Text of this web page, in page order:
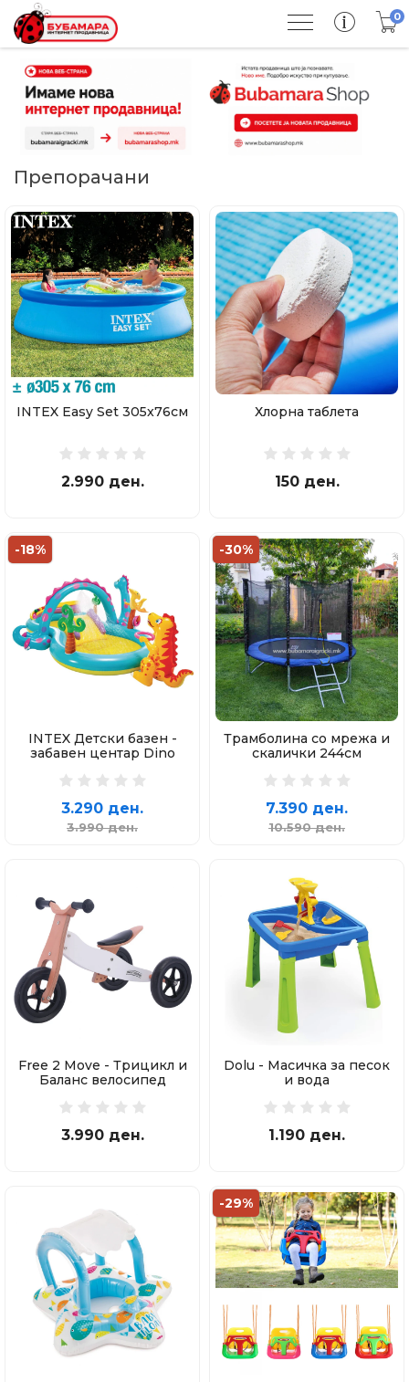
0
Препорачани
INTEX Easy Set 305x76см
2.990 ден.
Хлорна таблета
150 ден.
-18%
INTEX Детски базен -
забавен центар Dino
3.290 ден.
3.990 ден.
-30%
Трамболина со мрежа и
скалички 244см
7.390 ден.
10.590 ден.
Free 2 Move - Трицикл и
Баланс велосипед
3.990 ден.
Dolu - Масичка за песок
и вода
1.190 ден.
-29%